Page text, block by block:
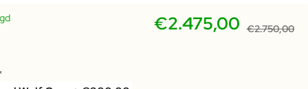
€2.475,00 €2.750,00